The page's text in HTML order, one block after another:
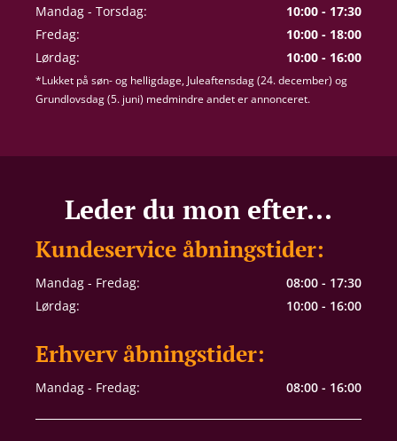
Mandag - Torsdag:
10:00 - 17:30
Fredag:
10:00 - 18:00
Lørdag:
10:00 - 16:00
*Lukket på søn- og helligdage, Juleaftensdag (24. december) og
Grundlovsdag (5. juni) medmindre andet er annonceret.
Leder du mon efter...
Kundeservice åbningstider:
Mandag - Fredag:
08:00 - 17:30
Lørdag:
10:00 - 16:00
Erhverv åbningstider:
Mandag - Fredag: 08:00 - 16:00